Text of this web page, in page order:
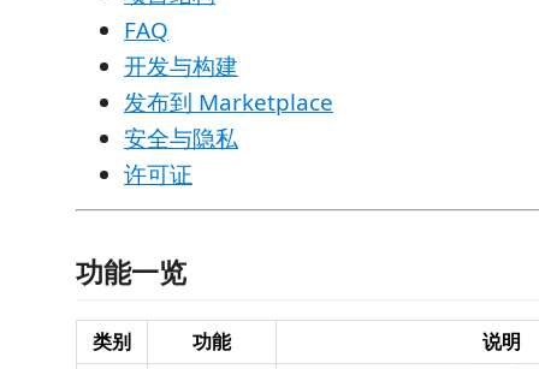
FAQ
开发与构建
发布到 Marketplace
安全与隐私
许可证
功能一览
类别 功能 说明